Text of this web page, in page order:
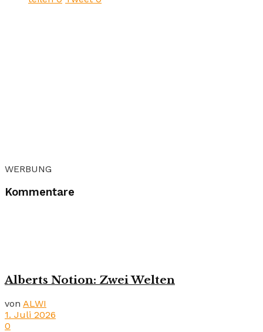
WERBUNG
Kommentare
Alberts Notion: Zwei Welten
von ALWI
1. Juli 2026
0